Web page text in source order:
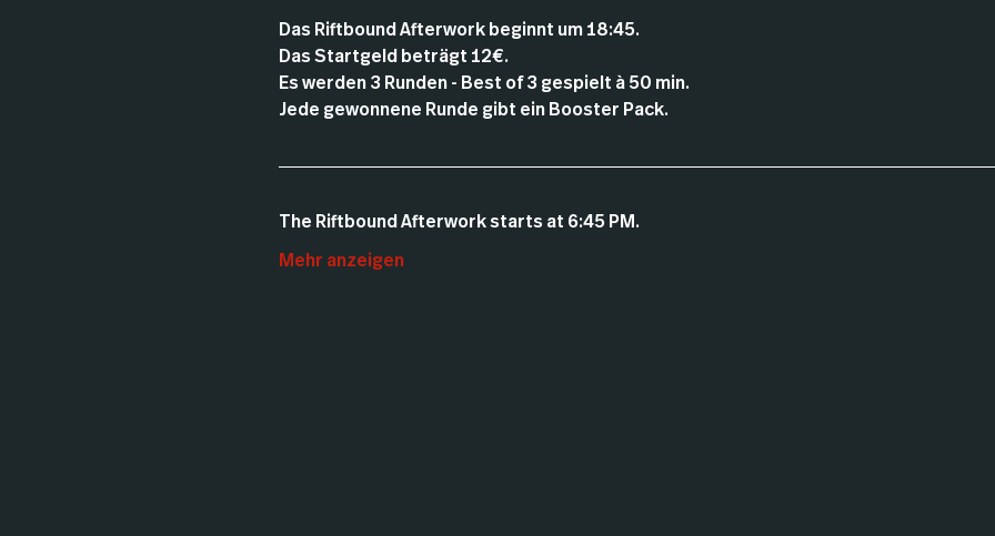
Das Riftbound Afterwork beginnt um 18:45.
Das Startgeld beträgt 12€.
Es werden 3 Runden - Best of 3 gespielt à 50 min.
Jede gewonnene Runde gibt ein Booster Pack.
The Riftbound Afterwork starts at 6:45 PM.
Mehr anzeigen